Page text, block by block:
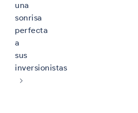
una
sonrisa
perfecta
a
sus
inversionistas